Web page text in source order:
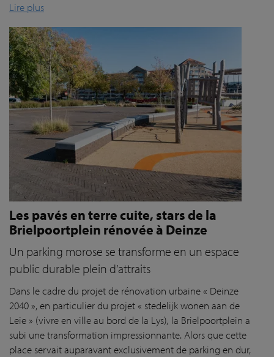
Lire plus
Les pavés en terre cuite, stars de la
Brielpoortplein rénovée à Deinze
Un parking morose se transforme en un espace
public durable plein d’attraits
Dans le cadre du projet de rénovation urbaine « Deinze
2040 », en particulier du projet « stedelijk wonen aan de
Leie » (vivre en ville au bord de la Lys), la Brielpoortplein a
subi une transformation impressionnante. Alors que cette
place servait auparavant exclusivement de parking en dur,